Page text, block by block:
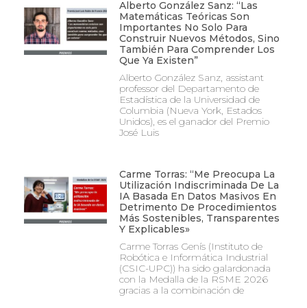
Alberto González Sanz: “Las
Matemáticas Teóricas Son
Importantes No Solo Para
Construir Nuevos Métodos, Sino
También Para Comprender Los
Que Ya Existen”
Alberto González Sanz, assistant
professor del Departamento de
Estadística de la Universidad de
Columbia (Nueva York, Estados
Unidos), es el ganador del Premio
José Luis
Carme Torras: “Me Preocupa La
Utilización Indiscriminada De La
IA Basada En Datos Masivos En
Detrimento De Procedimientos
Más Sostenibles, Transparentes
Y Explicables»
Carme Torras Genís (Instituto de
Robótica e Informática Industrial
(CSIC-UPC)) ha sido galardonada
con la Medalla de la RSME 2026
gracias a la combinación de